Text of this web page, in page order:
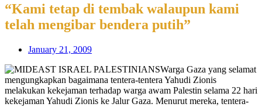
“Kami tetap di tembak walaupun kami
telah mengibar bendera putih”
January 21, 2009
Warga Gaza yang selamat
mengungkapkan bagaimana tentera-tentera Yahudi Zionis
melakukan kekejaman terhadap warga awam Palestin selama 22 hari
kekejaman Yahudi Zionis ke Jalur Gaza. Menurut mereka, tentera-